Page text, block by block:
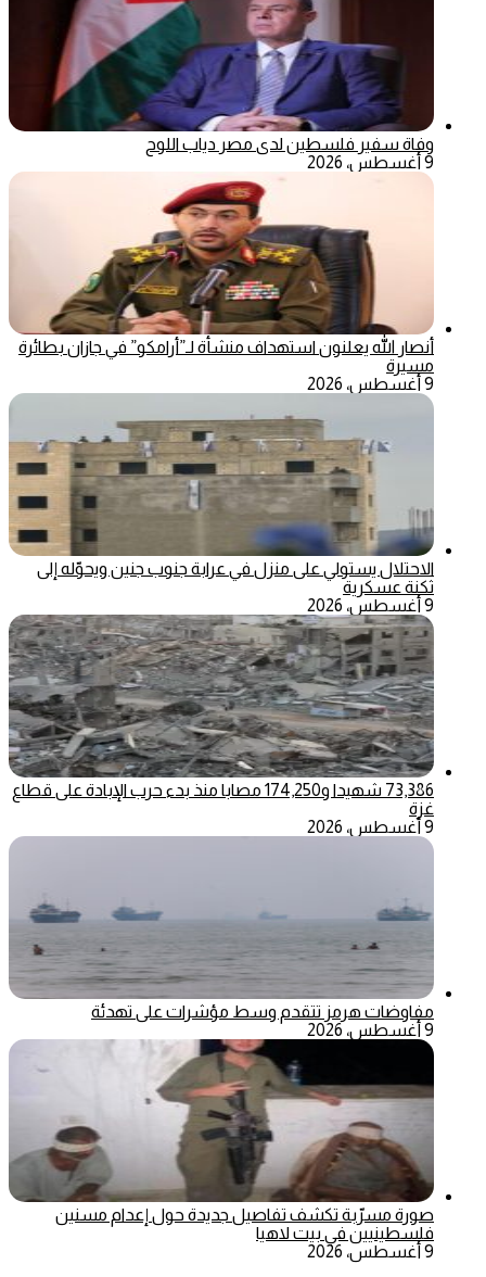
وفاة سفير فلسطين لدى مصر دياب اللوح
9 أغسطس، 2026
أنصار الله يعلنون استهداف منشأة لـ”أرامكو” في جازان بطائرة
مسيرة
9 أغسطس، 2026
الاحتلال يستولي على منزل في عرابة جنوب جنين ويحوّله إلى
ثكنة عسكرية
9 أغسطس، 2026
73,386 شهيدا و174,250 مصابا منذ بدء حرب الإبادة على قطاع
غزة
9 أغسطس، 2026
مفاوضات هرمز تتقدم وسط مؤشرات على تهدئة
9 أغسطس، 2026
صورة مسرّبة تكشف تفاصيل جديدة حول إعدام مسنين
فلسطينيين في بيت لاهيا
9 أغسطس، 2026